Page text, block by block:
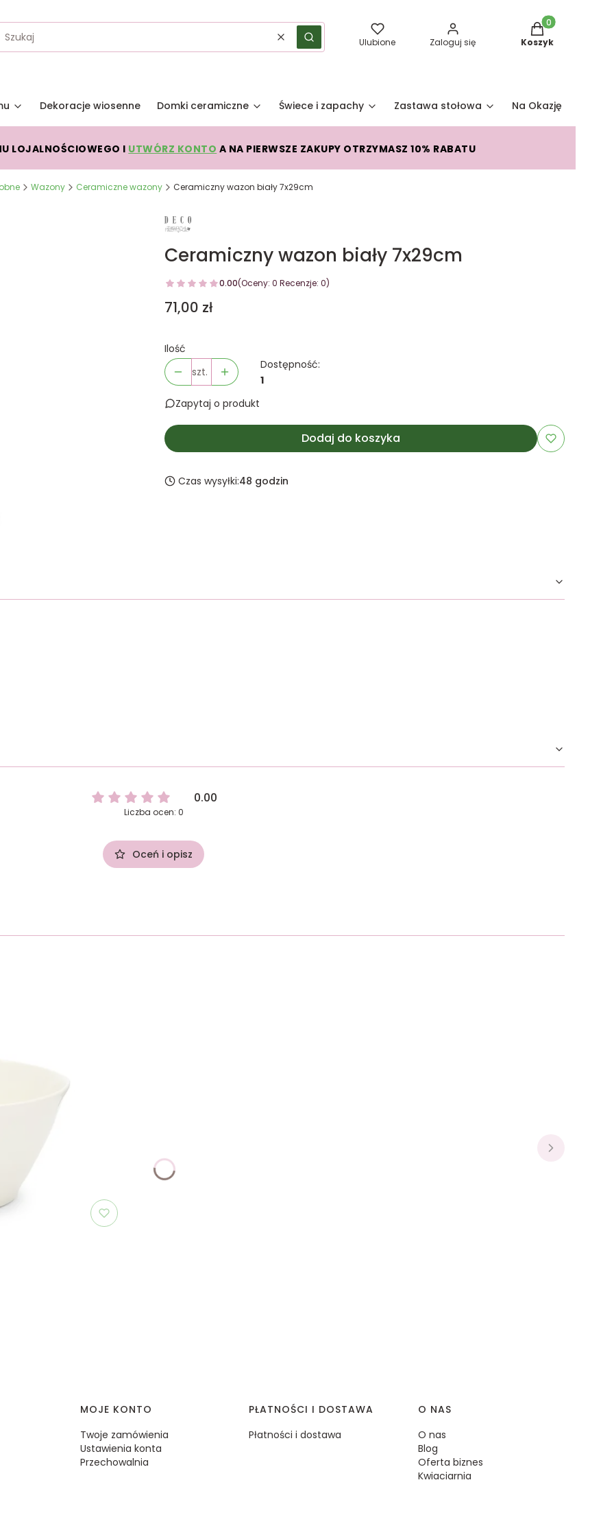
WyczyśćSzukaj Ulubione Zaloguj się
Produkty w
Koszyk
Dekoracje wiosenne Domki ceramiczne Świece i zapachy Zastawa stołowa Na Okazję
LOJALNOŚCIOWEGO I UTWÓRZ KONTO A NA PIERWSZE ZAKUPY OTRZYMASZ 10% RABATU
Wazony Ceramiczne wazony Ceramiczny wazon biały 7x29cm
Ceramiczny wazon biały 7x29cm
0.00(Oceny: 0 Recenzje: 0)
Cena
71,00 zł
Ilość
szt.
Dostępność:
1
Zapytaj o produkt
Dodaj do koszyka
Czas wysyłki:48 godzin
0.00
Liczba ocen: 0
Oceń i opisz
MOJE KONTO
Twoje zamówienia
Ustawienia konta
Przechowalnia
PŁATNOŚCI I DOSTAWA
Płatności i dostawa
O NAS
O nas
Blog
Oferta biznes
Kwiaciarnia